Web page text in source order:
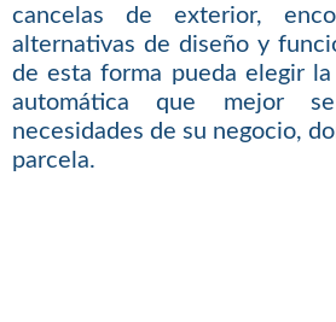
cancelas de exterior,
alternativas de diseño y
de esta forma pueda elegir
automática que mejor
necesidades de su negocio,
parcela.